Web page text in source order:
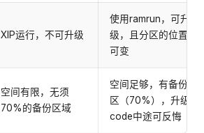
XIP运行，不可升级
使用ramrun，可升
级，且分区的位置
可变
空间有限，无须
70%的备份区域
空间足够，有备份
区（70%），升级
code中途可反悔